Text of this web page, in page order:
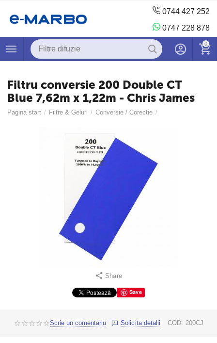
0744 427 252
0747 228 878
0
Filtru conversie 200 Double CT
Blue 7,62m x 1,22m - Chris James
Pagina start / Filtre & Geluri / Conversie / Corectie /
Share
Save
Scrie un comentariu Solicita detalii COD: 200CJ